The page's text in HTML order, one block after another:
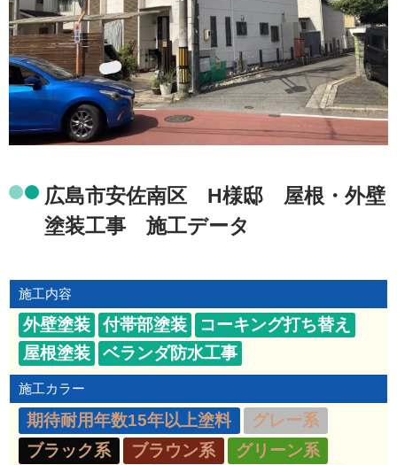
広島市安佐南区 H様邸 屋根・外壁
塗装工事 施工データ
施工内容
外壁塗装 付帯部塗装
コーキング打ち替え
屋根塗装
ベランダ防水工事
施工カラー
期待耐用年数15年以上塗料
グレー系
ブラック系
ブラウン系
グリーン系